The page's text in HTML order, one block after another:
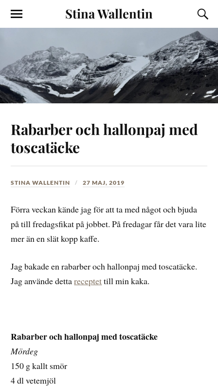
Stina Wallentin
Rabarber och hallonpaj med
toscatäcke
STINA WALLENTIN 27 MAJ, 2019
Förra veckan kände jag för att ta med något och bjuda
på till fredagsfikat på jobbet. På fredagar får det vara lite
mer än en slät kopp kaffe.
Jag bakade en rabarber och hallonpaj med toscatäcke.
Jag använde dettareceptettill min kaka.
Rabarber och hallonpaj med toscatäcke
Mördeg
150 g kallt smör
4 dl vetemjöl